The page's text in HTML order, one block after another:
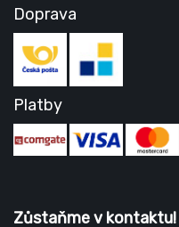
Doprava
Platby
Zůstaňme v kontaktu!